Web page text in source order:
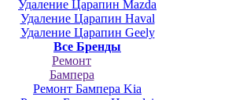
Удаление Царапин Mazda
Удаление Царапин Haval
Удаление Царапин Geely
Все Бренды
Ремонт
Бампера
Ремонт Бампера Kia